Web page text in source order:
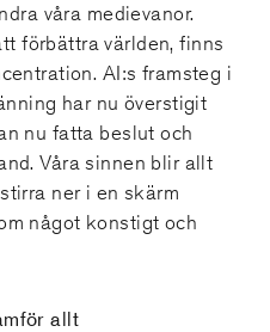
våra medievanor.
förbättra världen, finns
AI:s framsteg i
har nu överstigit
nu fatta beslut och
Våra sinnen blir allt
ner i en skärm
något konstigt och
allt